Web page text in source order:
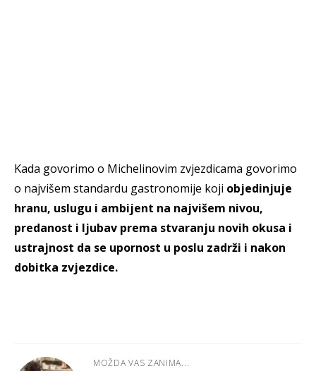
Kada govorimo o Michelinovim zvjezdicama govorimo
o najvišem standardu gastronomije koji objedinjuje
hranu, uslugu i ambijent na najvišem nivou,
predanost i ljubav prema stvaranju novih okusa i
ustrajnost da se upornost u poslu zadrži i nakon
dobitka zvjezdice.
MOŽDA VAS ZANIMA...